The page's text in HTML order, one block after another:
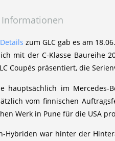
zum GLC gab es am
mit der C-Klasse Baureihe
Coupés präsentiert, die
hauptsächlich im
vom finnischen
Werk in Pune für die USA
Hybriden war hinter der